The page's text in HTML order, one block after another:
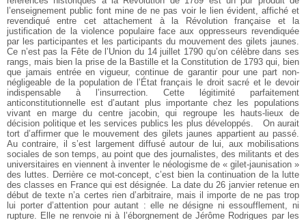
l’enseignement public font mine de ne pas voir le lien évident, affiché et
revendiqué entre cet attachement à la Révolution française et la
justification de la violence populaire face aux oppresseurs revendiquée
par les participantes et les participants du mouvement des gilets jaunes.
Ce n’est pas la Fête de l’Union du 14 juillet 1790 qu’on célèbre dans ses
rangs, mais bien la prise de la Bastille et la Constitution de 1793 qui, bien
que jamais entrée en vigueur, continue de garantir pour une part non-
négligeable de la population de l’État français le droit sacré et le devoir
indispensable à l’insurrection. Cette légitimité parfaitement
anticonstitutionnelle est d’autant plus importante chez les populations
vivant en marge du centre jacobin, qui regroupe les hauts-lieux de
décision politique et les services publics les plus développés.
On aurait
tort d’affirmer que le mouvement des gilets jaunes appartient au passé.
Au contraire, il s’est largement diffusé autour de lui, aux mobilisations
sociales de son temps, au point que des journalistes, des militants et des
universitaires en viennent à inventer le néologisme de « gilet-jaunisation »
des luttes. Derrière ce mot-concept, c’est bien la continuation de la lutte
des classes en France qui est désignée. La date du 26 janvier retenue en
début de texte n’a certes rien d’arbitraire, mais il importe de ne pas trop
lui porter d’attention pour autant : elle ne désigne ni essoufflement, ni
rupture. Elle ne renvoie ni à l’éborgnement de Jérôme Rodrigues par les